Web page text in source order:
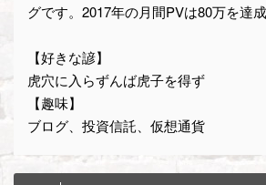
グです。2017年の月間PVは80万を達成
【好きな諺】
虎穴に入らずんば虎子を得ず
【趣味】
ブログ、投資信託、仮想通貨